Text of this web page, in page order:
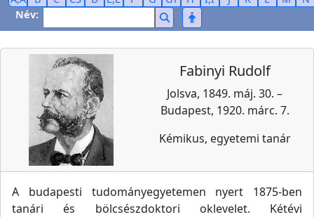
Név:
Fabinyi Rudolf
Jolsva, 1849. máj. 30. –
Budapest, 1920. márc. 7.
Kémikus, egyetemi tanár
A budapesti tudományegyetemen nyert 1875-ben
tanári és bölcsészdoktori oklevelet. Kétévi